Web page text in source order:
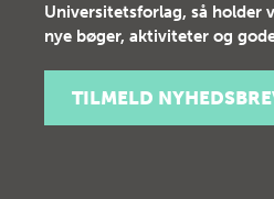
Universitetsforlag, så holder
nye bøger, aktiviteter og
TILMELD